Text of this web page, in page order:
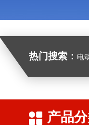
热门搜索： 电
产品